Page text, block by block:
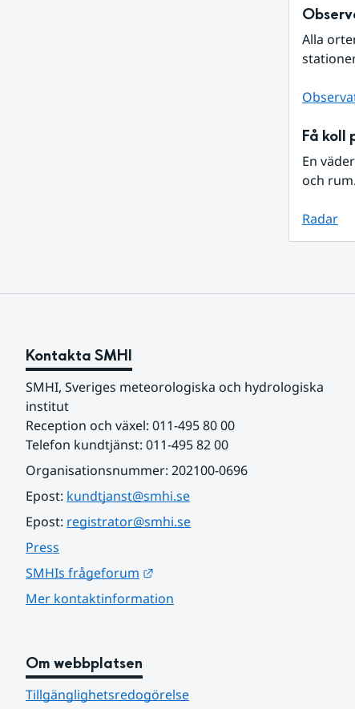
Alla
Få koll
En
och
Radar
Kontakta SMHI
SMHI, Sveriges meteorologiska och hydrologiska
institut
Reception och växel: 011-495 80 00
Telefon kundtjänst: 011-495 82 00
Organisationsnummer: 202100-0696
Epost: kundtjanst@smhi.se
Epost: registrator@smhi.se
Press
SMHIs frågeforum
Mer kontaktinformation
Om webbplatsen
Tillgänglighetsredogörelse